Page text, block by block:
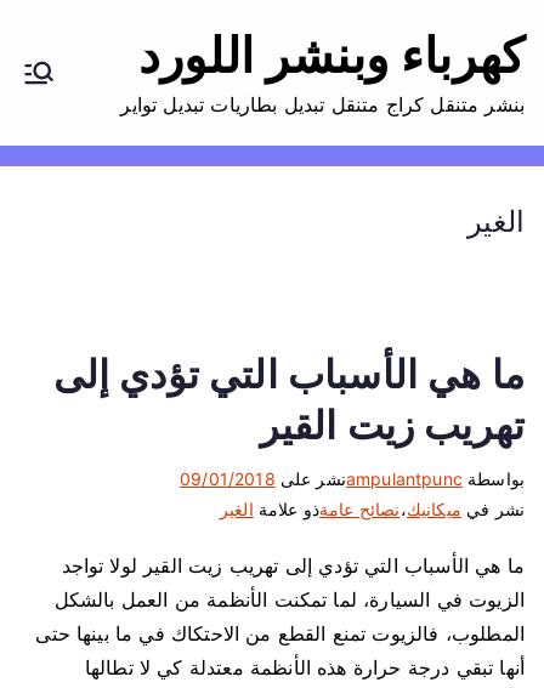
إ
كهرباء وبنشر اللورد
بنشر متنقل كراج متنقل تبديل بطاريات تبديل تواير
الغير
ما هي الأسباب التي تؤدي إلى
تهريب زيت القير
بواسطة ampulantpuncنشر على 09/01/2018
نشر في ميكانيك،نصائح عامةذو علامة الغير
ما هي الأسباب التي تؤدي إلى تهريب زيت القير لولا تواجد
الزيوت في السيارة، لما تمكنت الأنظمة من العمل بالشكل
المطلوب، فالزيوت تمنع القطع من الاحتكاك في ما بينها حتى
أنها تبقي درجة حرارة هذه الأنظمة معتدلة كي لا تطالها